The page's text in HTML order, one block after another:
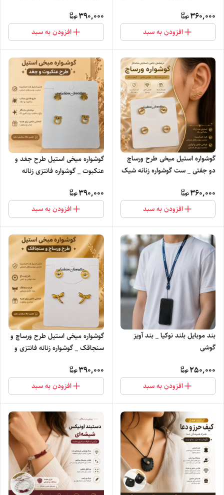
360,000
افزودن به سبد
390,000
افزودن به سبد
گوشواره استیل میخی طرح ورساچ
دو جفتی _ ست گوشواره زنانه شیک
360,000
افزودن به سبد
گوشواره میخی استیل طرح جغد و
عنکبوت _ گوشواره فانتزی زنانه
390,000
افزودن به سبد
بند موبایل بلند نوکیا _ بند آویز
گوشی
250,000
افزودن به سبد
گوشواره میخی استیل طرح ورساچ و
سنجاقک _ گوشواره زنانه فانتزی و
390,000
افزودن به سبد